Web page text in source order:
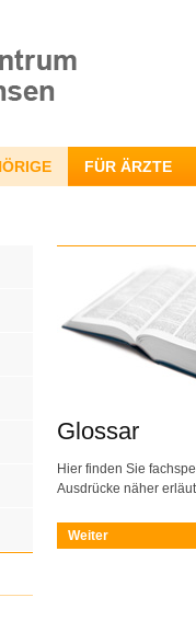
FÜR ÄRZTE
Glossar
Hier finden Sie
Ausdrücke näher
Weiter